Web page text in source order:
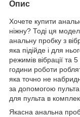
Опис
Хочете купити
ніжну? Тоді ця
анальну пробку з
яка підійде і для
режимів вібрації та
години роботи
яка точно не
за допомогою
для пульта в
Якасна анальна